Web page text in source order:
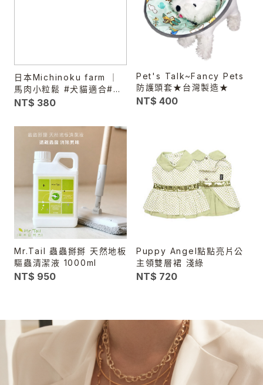
日本Michinoku farm ｜
馬肉小粒鬆 #犬貓適合#幼
犬老犬
NT$ 380
Pet's Talk~Fancy Pets
防護頭套★台灣製造★
NT$ 400
Mr.Tail 蟲蟲掰掰 天然地板
驅蟲清潔液 1000ml
NT$ 950
Puppy Angel點點亮片公
主領雙層裙 淺綠
NT$ 720